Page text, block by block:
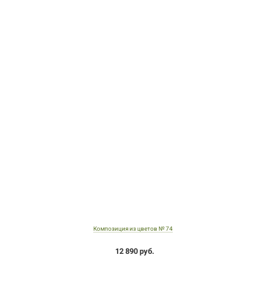
Композиция из цветов № 74
12 890 руб.